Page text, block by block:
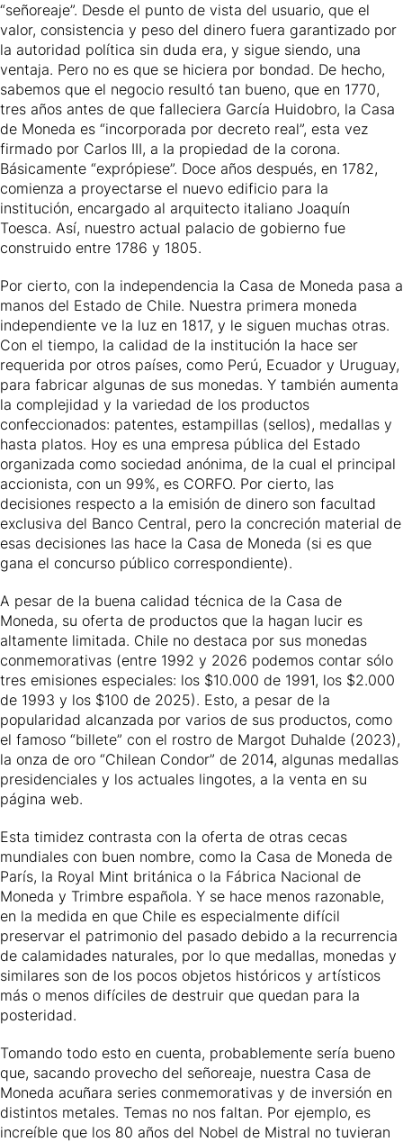
“señoreaje”. Desde el punto de vista del usuario, que el
valor, consistencia y peso del dinero fuera garantizado por
la autoridad política sin duda era, y sigue siendo, una
ventaja. Pero no es que se hiciera por bondad. De hecho,
sabemos que el negocio resultó tan bueno, que en 1770,
tres años antes de que falleciera García Huidobro, la Casa
de Moneda es “incorporada por decreto real”, esta vez
firmado por Carlos III, a la propiedad de la corona.
Básicamente “exprópiese”. Doce años después, en 1782,
comienza a proyectarse el nuevo edificio para la
institución, encargado al arquitecto italiano Joaquín
Toesca. Así, nuestro actual palacio de gobierno fue
construido entre 1786 y 1805.
Por cierto, con la independencia la Casa de Moneda pasa a
manos del Estado de Chile. Nuestra primera moneda
independiente ve la luz en 1817, y le siguen muchas otras.
Con el tiempo, la calidad de la institución la hace ser
requerida por otros países, como Perú, Ecuador y Uruguay,
para fabricar algunas de sus monedas. Y también aumenta
la complejidad y la variedad de los productos
confeccionados: patentes, estampillas (sellos), medallas y
hasta platos. Hoy es una empresa pública del Estado
organizada como sociedad anónima, de la cual el principal
accionista, con un 99%, es CORFO. Por cierto, las
decisiones respecto a la emisión de dinero son facultad
exclusiva del Banco Central, pero la concreción material de
esas decisiones las hace la Casa de Moneda (si es que
gana el concurso público correspondiente).
A pesar de la buena calidad técnica de la Casa de
Moneda, su oferta de productos que la hagan lucir es
altamente limitada. Chile no destaca por sus monedas
conmemorativas (entre 1992 y 2026 podemos contar sólo
tres emisiones especiales: los $10.000 de 1991, los $2.000
de 1993 y los $100 de 2025). Esto, a pesar de la
popularidad alcanzada por varios de sus productos, como
el famoso “billete” con el rostro de Margot Duhalde (2023),
la onza de oro “Chilean Condor” de 2014, algunas medallas
presidenciales y los actuales lingotes, a la venta en su
página web.
Esta timidez contrasta con la oferta de otras cecas
mundiales con buen nombre, como la Casa de Moneda de
París, la Royal Mint británica o la Fábrica Nacional de
Moneda y Trimbre española. Y se hace menos razonable,
en la medida en que Chile es especialmente difícil
preservar el patrimonio del pasado debido a la recurrencia
de calamidades naturales, por lo que medallas, monedas y
similares son de los pocos objetos históricos y artísticos
más o menos difíciles de destruir que quedan para la
posteridad.
Tomando todo esto en cuenta, probablemente sería bueno
que, sacando provecho del señoreaje, nuestra Casa de
Moneda acuñara series conmemorativas y de inversión en
distintos metales. Temas no nos faltan. Por ejemplo, es
increíble que los 80 años del Nobel de Mistral no tuvieran